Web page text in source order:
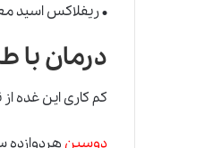
• ریفلاکس اسید
درمان
کم کاری این غده
دوسین